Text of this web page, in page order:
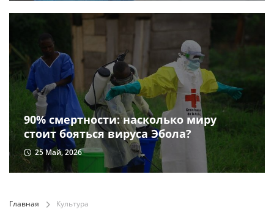
90% смертности: насколько миру
стоит бояться вируса Эбола?
25 Май, 2026
Главная Культура